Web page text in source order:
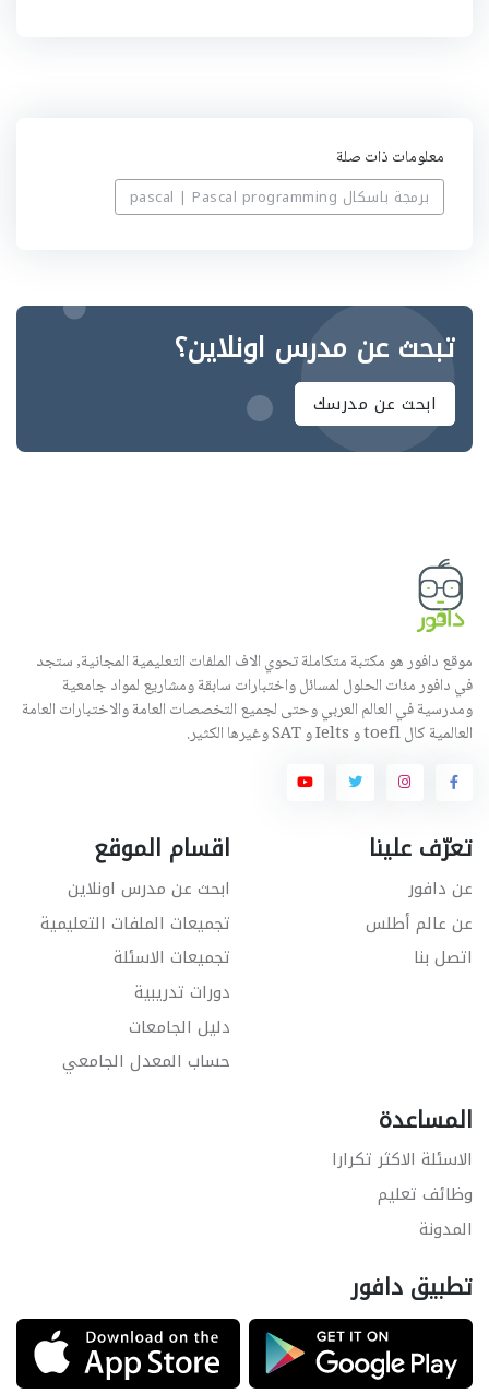
معلومات ذات صلة
برمجة باسكال pascal | Pascal programming
تبحث عن مدرس اونلاين؟
ابحث عن مدرسك
موقع دافور هو مكتبة متكاملة تحوي الاف الملفات التعليمية المجانية, ستجد
في دافور مئات الحلول لمسائل واختبارات سابقة ومشاريع لمواد جامعية
ومدرسية في العالم العربي وحتى لجميع التخصصات العامة والاختبارات العامة
العالمية كال toefl و Ielts و SAT وغيرها الكثير.
تعرّف علينا
عن دافور
عن عالم أطلس
اتصل بنا
اقسام الموقع
ابحث عن مدرس اونلاين
تجميعات الملفات التعليمية
تجميعات الاسئلة
دورات تدريبية
دليل الجامعات
حساب المعدل الجامعي
المساعدة
الاسئلة الاكثر تكرارا
وظائف تعليم
المدونة
تطبيق دافور